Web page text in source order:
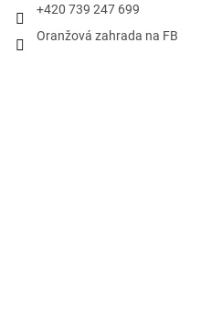
+420 739 247 699
Oranžová zahrada na FB